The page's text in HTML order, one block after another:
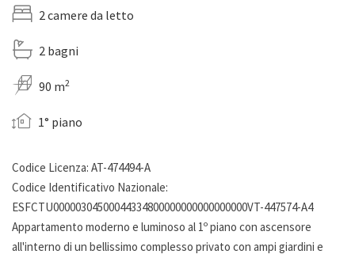
2 camere da letto
2 bagni
90 m2
1° piano
Codice Licenza: AT-474494-A
Codice Identificativo Nazionale:
ESFCTU00000304500044334800000000000000000VT-447574-A4
Appartamento moderno e luminoso al 1º piano con ascensore
all'interno di un bellissimo complesso privato con ampi giardini e